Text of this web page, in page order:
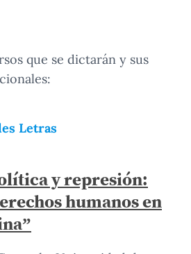
que se dictarán y sus
Letras
y represión:
humanos en